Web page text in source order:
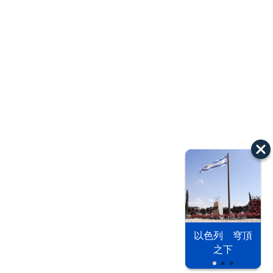
以色列 穹頂
之下